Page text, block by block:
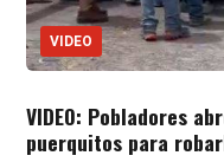
VIDEO
VIDEO: Pobladores
puerquitos para